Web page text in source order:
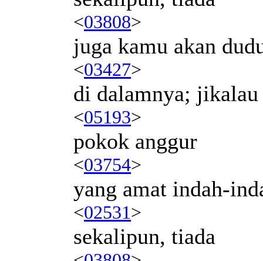
<03808>
juga kamu akan
<03427>
di dalamnya; jikalau
<05193>
pokok anggur
<03754>
yang amat indah-
<02531>
sekalipun, tiada